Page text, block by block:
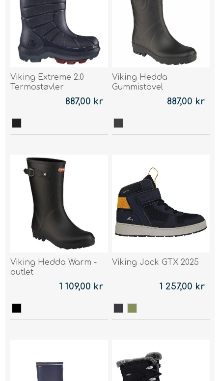
Viking Extreme 2.0
Termostøvler
887,00 kr
Viking Hedda
Gummistövel
887,00 kr
Viking Hedda Warm -
outlet
1 109,00 kr
Viking Jack GTX 2025
1 257,00 kr